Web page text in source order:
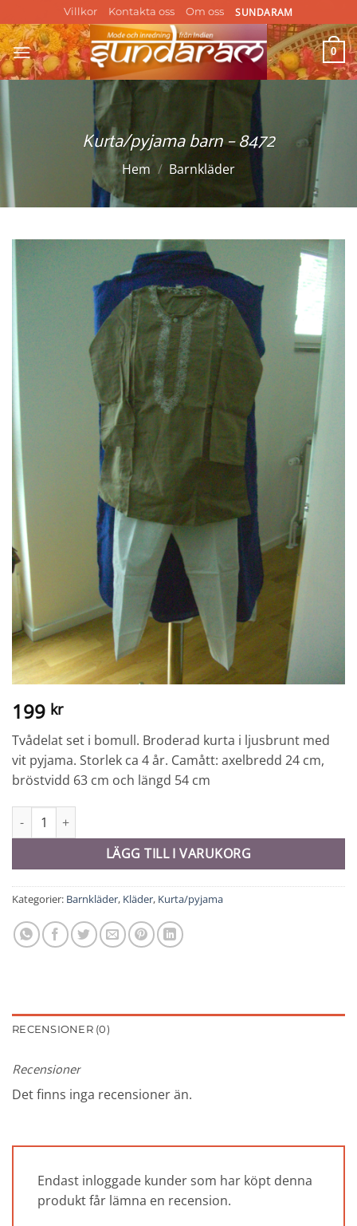
to
content
Villkor Kontakta oss Om oss SUNDARAM
0
Kurta/pyjama barn – 8472
Hem / Barnkläder
199 kr
Tvådelat set i bomull. Broderad kurta i ljusbrunt med
vit pyjama. Storlek ca 4 år. Camått: axelbredd 24 cm,
bröstvidd 63 cm och längd 54 cm
Kurta/pyjama barn - 8472 mängd
LÄGG TILL I VARUKORG
Kategorier: Barnkläder, Kläder, Kurta/pyjama
RECENSIONER (0)
Recensioner
Det finns inga recensioner än.
Endast inloggade kunder som har köpt denna
produkt får lämna en recension.